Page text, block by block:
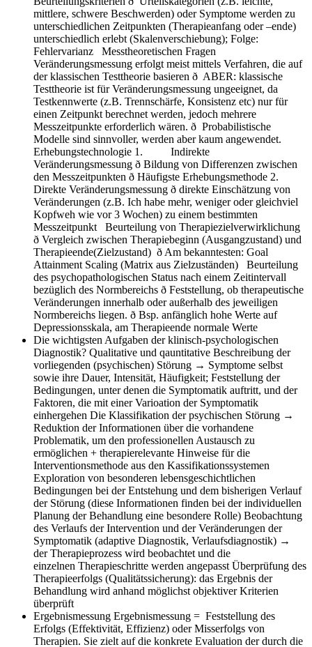
mittlere, schwere Beschwerden) oder Symptome werden zu
unterschiedlichen Zeitpunkten (Therapieanfang oder –ende)
unterschiedlich erlebt (Skalenverschiebung); Folge:
Fehlervarianz Messtheoretischen Fragen
Veränderungsmessung erfolgt meist mittels Verfahren, die auf
der klassischen Testtheorie basieren ð ABER: klassische
Testtheorie ist für Veränderungsmessung ungeeignet, da
Testkennwerte (z.B. Trennschärfe, Konsistenz etc) nur für
einen Zeitpunkt berechnet werden, jedoch mehrere
Messzeitpunkte erforderlich wären. ð Probabilistische
Modelle sind sinnvoller, werden aber kaum angewendet.
Erhebungstechnologie 1. Indirekte
Veränderungsmessung ð Bildung von Differenzen zwischen
den Messzeitpunkten ð Häufigste Erhebungsmethode 2.
Direkte Veränderungsmessung ð direkte Einschätzung von
Veränderungen (z.B. Ich habe mehr, weniger oder gleichviel
Kopfweh wie vor 3 Wochen) zu einem bestimmten
Messzeitpunkt Beurteilung von Therapiezielverwirklichung
ð Vergleich zwischen Therapiebeginn (Ausgangzustand) und
Therapieende(Zielzustand) ð Am bekanntesten: Goal
Attainment Scaling (Matrix aus Zielzuständen) Beurteilung
des psychopathologischen Status nach einem Zeitintervall
bezüglich des Normbereichs ð Feststellung, ob therapeutische
Veränderungen innerhalb oder außerhalb des jeweiligen
Normbereichs liegen. ð Bsp. anfänglich hohe Werte auf
Depressionsskala, am Therapieende normale Werte
Die wichtigsten Aufgaben der klinisch-psychologischen
Diagnostik? Qualitative und qauntitative Beschreibung der
vorliegenden (psychischen) Störung → Symptome selbst
sowie ihre Dauer, Intensität, Häufigkeit; Feststellung der
Bedingungen, unter denen die Symptomatik auftritt, und der
Faktoren, die mit einer Varioation der Symptomatik
einhergehen Die Klassifikation der psychischen Störung →
Reduktion der Informationen über die vorhandene
Problematik, um den professionellen Austausch zu
ermöglichen + therapierelevante Hinweise für die
Interventionsmethode aus den Kassifikationssystemen
Exploration von besonderen lebensgeschichtlichen
Bedingungen bei der Entstehung und dem bisherigen Verlauf
der Störung (diese Informationen finden bei der individuellen
Planung der Behandlung eine besondere Rolle) Beobachtung
des Verlaufs der Intervention und der Veränderungen der
Symptomatik (adaptive Diagnostik, Verlaufsdiagnostik) →
der Therapieprozess wird beobachtet und die
einzelnen Therapieschritte werden angepasst Überprüfung des
Therapieerfolgs (Qualitätssicherung): das Ergebnis der
Behandlung wird anhand möglichst objektiver Kriterien
überprüft
Ergebnismessung Ergebnismessung = Feststellung des
Erfolgs (Effektivität, Effizienz) oder Misserfolgs von
Therapien. Sie zielt auf die konkrete Evaluation der durch die